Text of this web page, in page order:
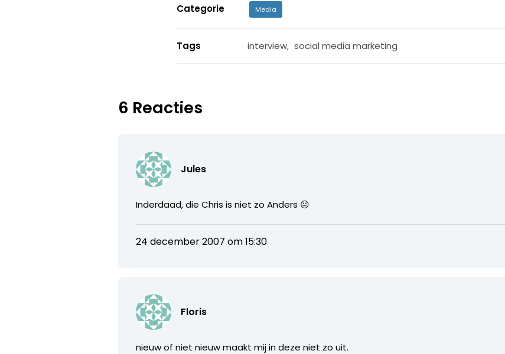
Categorie Media
Tags interview, social media marketing
6 Reacties
Jules
Inderdaad, die Chris is niet zo Anders 😐
24 december 2007 om 15:30
Floris
nieuw of niet nieuw maakt mij in deze niet zo uit.